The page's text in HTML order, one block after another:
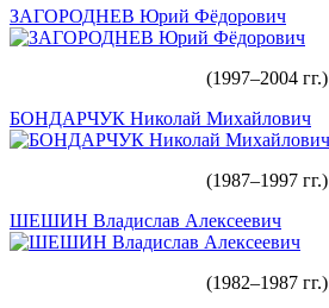
ЗАГОРОДНЕВ Юрий Фёдорович
(1997–2004 гг.)
БОНДАРЧУК Николай Михайлович
(1987–1997 гг.)
ШЕШИН Владислав Алексеевич
(1982–1987 гг.)